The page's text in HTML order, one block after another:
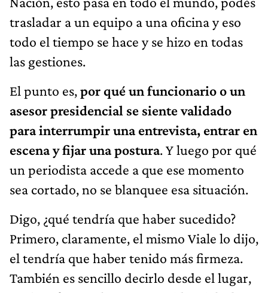
trasladar a un equipo a una oficina y eso
todo el tiempo se hace y se hizo en todas
las gestiones.
El punto es,por qué un funcionario o un
asesor presidencial se siente validado
para interrumpir una entrevista, entrar en
escena y fijar una postura. Y luego por qué
un periodista accede a que ese momento
sea cortado, no se blanquee esa situación.
Digo, ¿qué tendría que haber sucedido?
Primero, claramente, el mismo Viale lo dijo,
el tendría que haber tenido más firmeza.
También es sencillo decirlo desde el lugar,